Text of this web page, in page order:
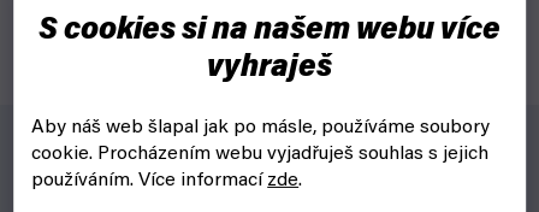
S cookies si na našem webu více
vyhraješ
Aby náš web šlapal jak po másle, používáme soubory
cookie. Procházením webu vyjadřuješ souhlas s jejich
používáním. Více informacízde.
Proč?